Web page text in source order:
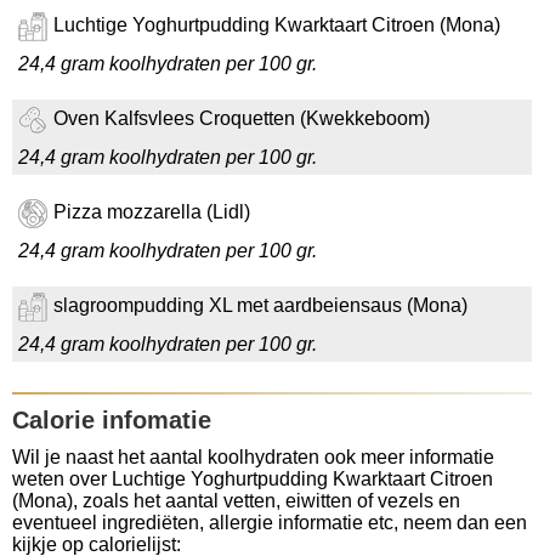
Luchtige Yoghurtpudding Kwarktaart Citroen (Mona)
24,4 gram koolhydraten per 100 gr.
Oven Kalfsvlees Croquetten (Kwekkeboom)
24,4 gram koolhydraten per 100 gr.
Pizza mozzarella (Lidl)
24,4 gram koolhydraten per 100 gr.
slagroompudding XL met aardbeiensaus (Mona)
24,4 gram koolhydraten per 100 gr.
Calorie infomatie
Wil je naast het aantal koolhydraten ook meer informatie
weten over Luchtige Yoghurtpudding Kwarktaart Citroen
(Mona), zoals het aantal vetten, eiwitten of vezels en
eventueel ingrediëten, allergie informatie etc, neem dan een
kijkje op calorielijst: